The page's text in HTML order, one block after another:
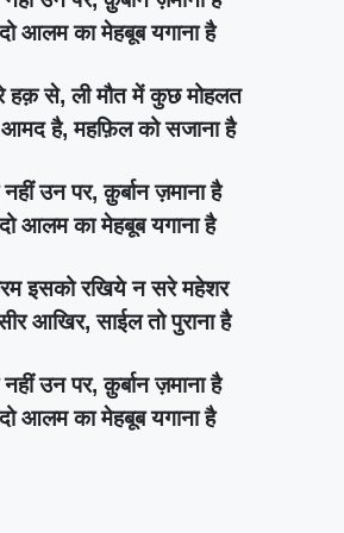
आलम का मेहबूब यगाना है
से, ली मौत में कुछ मोहलत
आमद है, महफ़िल को सजाना है
उन पर, क़ुर्बान ज़माना है
आलम का मेहबूब यगाना है
इसको रखिये न सरे महेशर
आखिर, साईल तो पुराना है
उन पर, क़ुर्बान ज़माना है
आलम का मेहबूब यगाना है